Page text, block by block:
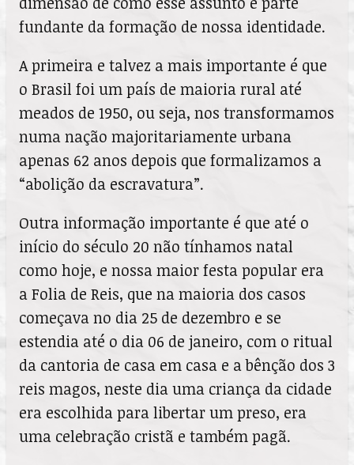
fundante da formação de nossa identidade.
A primeira e talvez a mais importante é que
o Brasil foi um país de maioria rural até
meados de 1950, ou seja, nos transformamos
numa nação majoritariamente urbana
apenas 62 anos depois que formalizamos a
“abolição da escravatura”.
Outra informação importante é que até o
início do século 20 não tínhamos natal
como hoje, e nossa maior festa popular era
a Folia de Reis, que na maioria dos casos
começava no dia 25 de dezembro e se
estendia até o dia 06 de janeiro, com o ritual
da cantoria de casa em casa e a bênção dos 3
reis magos, neste dia uma criança da cidade
era escolhida para libertar um preso, era
uma celebração cristã e também pagã.